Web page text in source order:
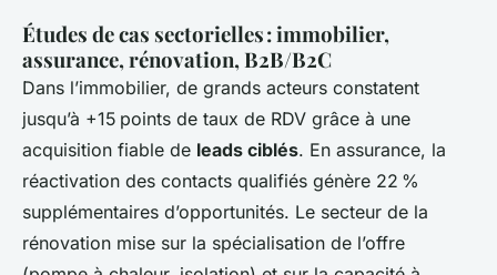
Études de cas sectorielles : immobilier,
assurance, rénovation, B2B/B2C
Dans l’immobilier, de grands acteurs constatent
jusqu’à +15 points de taux de RDV grâce à une
acquisition fiable de leads ciblés. En assurance, la
réactivation des contacts qualifiés génère 22 %
supplémentaires d’opportunités. Le secteur de la
rénovation mise sur la spécialisation de l’offre